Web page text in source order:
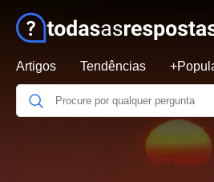
Artigos Tendências